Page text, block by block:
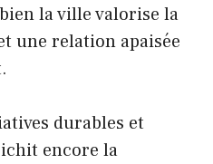
la ville valorise la
une relation apaisée
durables et
encore la